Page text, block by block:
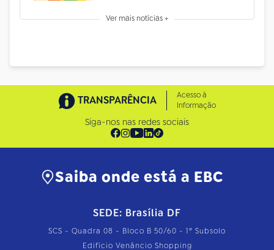
Ver mais notícias +
TRANSPARÊNCIA
Acesso à
Informação
Siga-nos nas redes sociais
Saiba onde está a EBC
SEDE: Brasília DF
SCS - Quadra 08 - Bloco B 50/60 - 1º Subsolo
Edifício Venâncio Shopping